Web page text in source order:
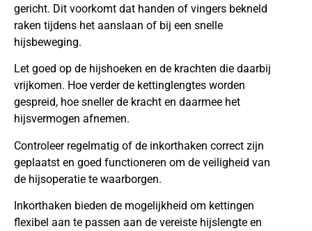
gericht. Dit voorkomt dat handen of vingers bekneld
raken tijdens het aanslaan of bij een snelle
hijsbeweging.
Let goed op de hijshoeken en de krachten die daarbij
vrijkomen. Hoe verder de kettinglengtes worden
gespreid, hoe sneller de kracht en daarmee het
hijsvermogen afnemen.
Controleer regelmatig of de inkorthaken correct zijn
geplaatst en goed functioneren om de veiligheid van
de hijsoperatie te waarborgen.
Inkorthaken bieden de mogelijkheid om kettingen
flexibel aan te passen aan de vereiste hijslengte en